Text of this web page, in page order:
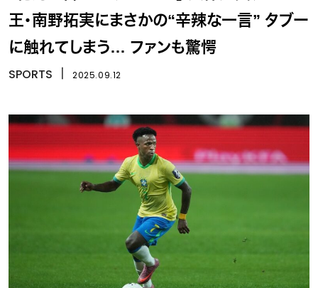
王・南野拓実にまさかの“辛辣な一言” タブー
に触れてしまう… ファンも驚愕
SPORTS 2025.09.12